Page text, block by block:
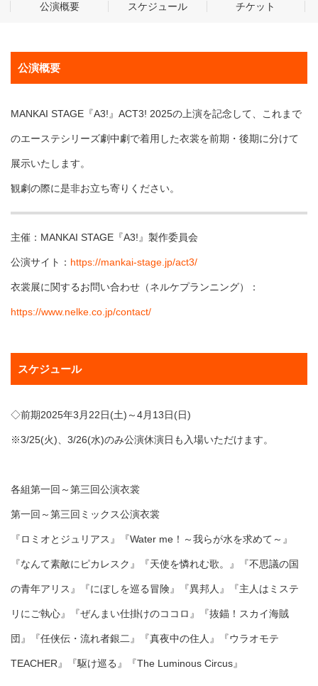
公演概要 スケジュール チケット
公演概要
MANKAI STAGE『A3!』ACT3! 2025の上演を記念して、これまで
のエーステシリーズ劇中劇で着用した衣裳を前期・後期に分けて
展示いたします。
観劇の際に是非お立ち寄りください。
主催：MANKAI STAGE『A3!』製作委員会
公演サイト： https://mankai-stage.jp/act3/
衣裳展に関するお問い合わせ（ネルケプランニング）：
https://www.nelke.co.jp/contact/
スケジュール
◇前期2025年3月22日(土)～4月13日(日)
※3/25(火)、3/26(水)のみ公演休演日も入場いただけます。
各組第一回～第三回公演衣裳
第一回～第三回ミックス公演衣裳
『ロミオとジュリアス』『Water me！～我らが水を求めて～』
『なんて素敵にピカレスク』『天使を憐れむ歌。』『不思議の国
の青年アリス』『にぼしを巡る冒険』『異邦人』『主人はミステ
リにご執心』『ぜんまい仕掛けのココロ』『抜錨！スカイ海賊
団』『任侠伝・流れ者銀二』『真夜中の住人』『ウラオモテ
TEACHER』『駆け巡る』『The Luminous Circus』